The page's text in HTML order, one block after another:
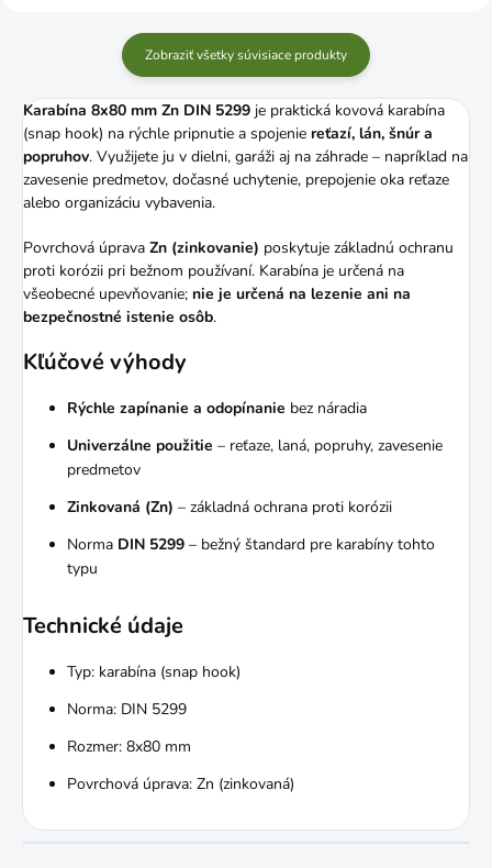
Zobraziť všetky súvisiace produkty
Karabína 8x80 mm Zn DIN 5299 je praktická kovová karabína
(snap hook) na rýchle pripnutie a spojenie reťazí, lán, šnúr a
popruhov. Využijete ju v dielni, garáži aj na záhrade – napríklad na
zavesenie predmetov, dočasné uchytenie, prepojenie oka reťaze
alebo organizáciu vybavenia.
Povrchová úprava Zn (zinkovanie) poskytuje základnú ochranu
proti korózii pri bežnom používaní. Karabína je určená na
všeobecné upevňovanie; nie je určená na lezenie ani na
bezpečnostné istenie osôb.
Kľúčové výhody
Rýchle zapínanie a odopínanie bez náradia
Univerzálne použitie – reťaze, laná, popruhy, zavesenie
predmetov
Zinkovaná (Zn) – základná ochrana proti korózii
Norma DIN 5299 – bežný štandard pre karabíny tohto
typu
Technické údaje
Typ: karabína (snap hook)
Norma: DIN 5299
Rozmer: 8x80 mm
Povrchová úprava: Zn (zinkovaná)